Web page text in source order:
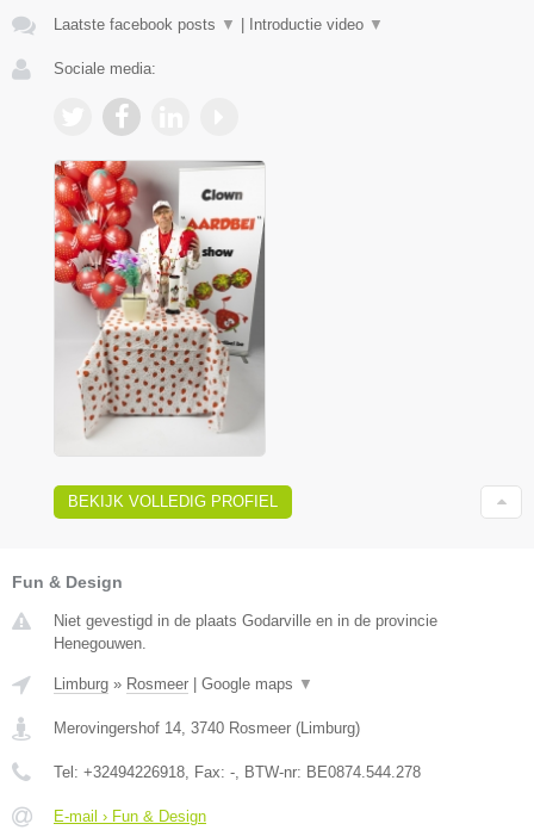
Laatste facebook posts ▼ | Introductie video ▼
Sociale media:
BEKIJK VOLLEDIG PROFIEL
Fun & Design
Niet gevestigd in de plaats Godarville en in de provincie
Henegouwen.
Limburg » Rosmeer | Google maps ▼
Merovingershof 14 3740 Rosmeer (Limburg)
Tel: +32494226918 , Fax: - , BTW-nr: BE0874.544.278
E-mail › Fun & Design